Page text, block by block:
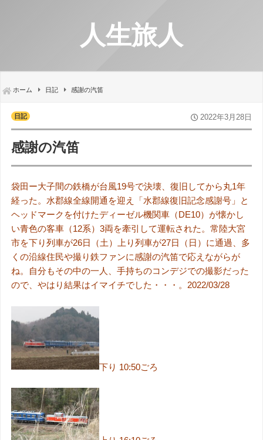
人生旅人
ホーム 日記 感謝の汽笛
日記 2022年3月28日
感謝の汽笛
袋田ー大子間の鉄橋が台風19号で決壊、復旧してから丸1年
経った。水郡線全線開通を迎え「水郡線復旧記念感謝号」と
ヘッドマークを付けたディーゼル機関車（DE10）が懐かし
い青色の客車（12系）3両を牽引して運転された。常陸大宮
市を下り列車が26日（土）上り列車が27日（日）に通過、多
くの沿線住民や撮り鉄ファンに感謝の汽笛で応えながらが
ね。自分もその中の一人、手持ちのコンデジでの撮影だった
ので、やはり結果はイマイチでした・・・。2022/03/28
下り 10:50ごろ